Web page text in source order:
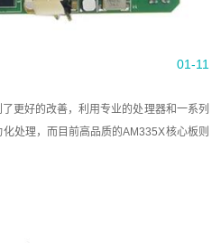
01-11
更好的改善，利用专业的处理器和一系列
处理，而目前高品质的AM335X核心板则